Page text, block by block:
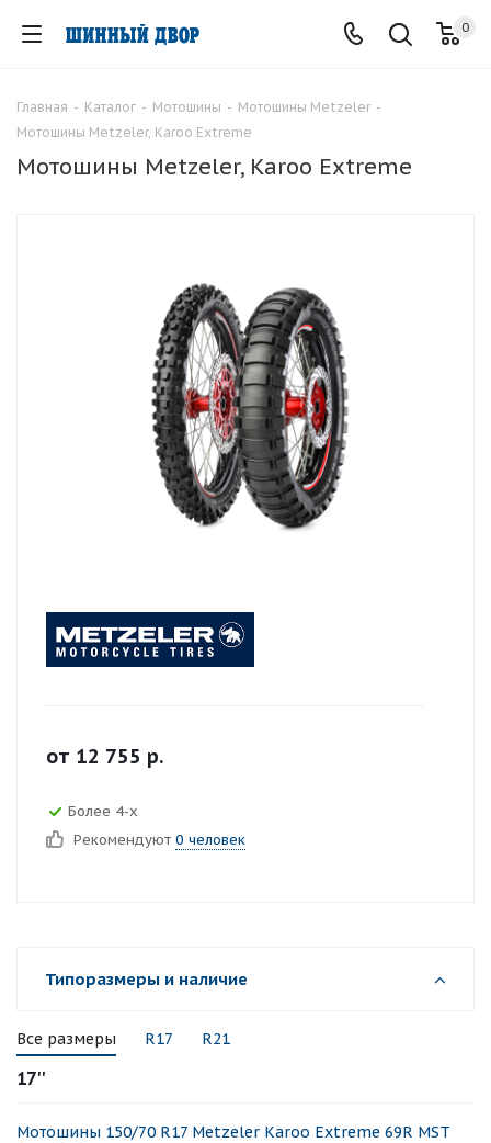
0
Главная - Каталог - Мотошины - Мотошины Metzeler -
Мотошины Metzeler, Karoo Extreme
Мотошины Metzeler, Karoo Extreme
от 12 755 р.
Более 4-х
Рекомендуют 0 человек
Типоразмеры и наличие
Все размеры R17 R21
17''
Мотошины 150/70 R17 Metzeler Karoo Extreme 69R MST